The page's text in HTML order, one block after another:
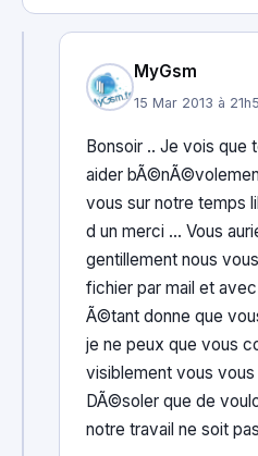
MyGsm
15 Mar 2013 à
Bonsoir .. Je vois que
aider
vous sur notre temps
d un merci … Vous
gentillement nous
fichier par mail et
Ã©tant donne que
je ne peux que vous
visiblement vous
DÃ©soler que de
notre travail ne soit